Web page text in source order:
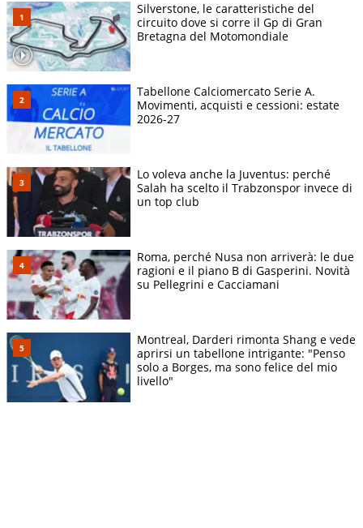
Silverstone, le caratteristiche del
circuito dove si corre il Gp di Gran
Bretagna del Motomondiale
Tabellone Calciomercato Serie A.
Movimenti, acquisti e cessioni: estate
2026-27
Lo voleva anche la Juventus: perché
Salah ha scelto il Trabzonspor invece di
un top club
Roma, perché Nusa non arriverà: le due
ragioni e il piano B di Gasperini. Novità
su Pellegrini e Cacciamani
Montreal, Darderi rimonta Shang e vede
aprirsi un tabellone intrigante: "Penso
solo a Borges, ma sono felice del mio
livello"